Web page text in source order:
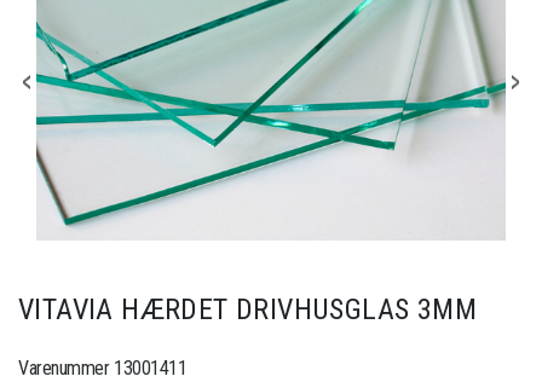
VITAVIA HÆRDET DRIVHUSGLAS 3MM
Varenummer 13001411